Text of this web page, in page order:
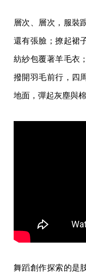
層次、層次，服裝
還有張臉；撩起裙
紡紗包覆著羊毛衣
撥開羽毛前行，四
地面，彈起灰塵與
舞蹈創作探索的是